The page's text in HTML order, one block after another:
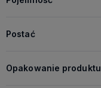
Postać
Opakowanie produktu